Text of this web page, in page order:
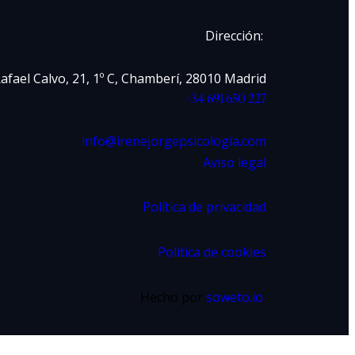
Dirección:
Calvo, 21, 1º C, Chamberí, 28010 Madrid
+34 691 650 227
info@irenejorgepsicologia.com
Aviso legal
Política de privacidad
Política de cookies
Hecho por soweto.io